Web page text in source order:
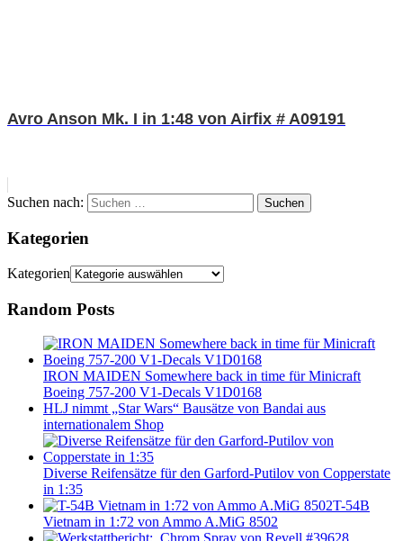
Avro Anson Mk. I in 1:48 von Airfix # A09191
Suchen nach: Suchen
Kategorien
Kategorien
Random Posts
IRON MAIDEN Somewhere back in time für Minicraft
Boeing 757-200 V1-Decals V1D0168
HLJ nimmt „Star Wars“ Bausätze von Bandai aus
internationalem Shop
Diverse Reifensätze für den Garford-Putilov von Copperstate
in 1:35
T-54B
Vietnam in 1:72 von Ammo A.MiG 8502